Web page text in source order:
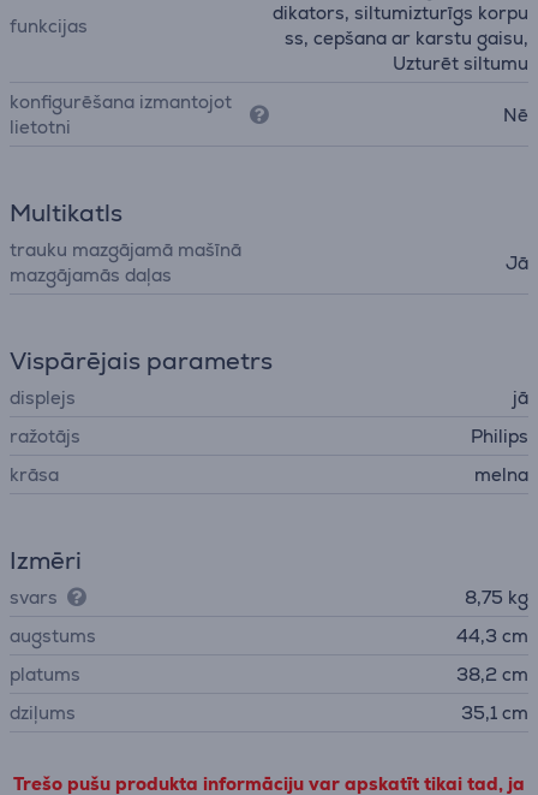
funkcijas
dikators, siltumizturīgs korpu
ss, cepšana ar karstu gaisu,
Uzturēt siltumu
konfigurēšana izmantojot
lietotni
Nē
Multikatls
trauku mazgājamā mašīnā
mazgājamās daļas
Jā
Vispārējais parametrs
displejs
jā
ražotājs
Philips
krāsa
melna
Izmēri
svars
8,75 kg
augstums
44,3 cm
platums
38,2 cm
dziļums
35,1 cm
Trešo pušu produkta informāciju var apskatīt tikai tad, ja